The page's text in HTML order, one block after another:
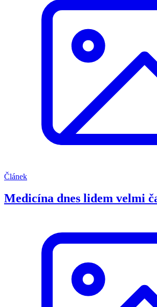
Článek
Medicína dnes lidem velmi